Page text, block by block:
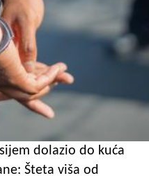
dolazio do kuća
Šteta viša od